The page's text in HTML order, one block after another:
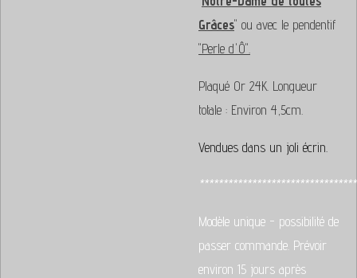
Grâces" ou avec le pendentif
"Perle d'Ô".
Plaqué Or 24K. Longueur
totale : Environ 4,5cm.
Vendues dans un joli écrin.
Modèle unique - possibilité de
passer commande. Prévoir
environ 15 jours après